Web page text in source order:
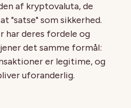
af kryptovaluta, de
"satse" som sikkerhed.
har deres fordele og
det samme formål:
er legitime, og
uforanderlig.